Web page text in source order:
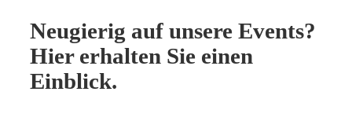
Neugierig auf unsere Events?
Hier erhalten Sie einen
Einblick.